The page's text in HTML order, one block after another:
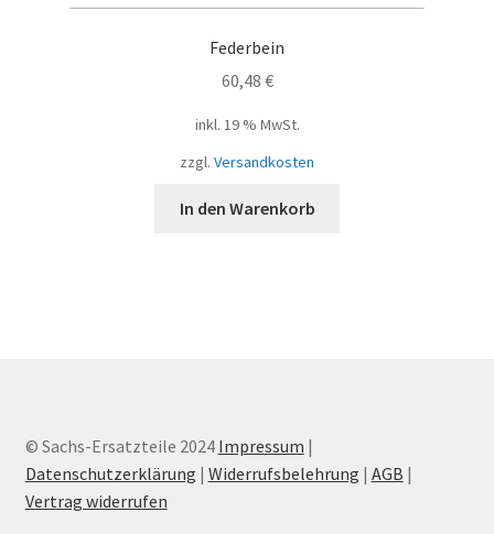
Federbein
60,48 €
inkl. 19 % MwSt.
zzgl. Versandkosten
In den Warenkorb
© Sachs-Ersatzteile 2024 Impressum |
Datenschutzerklärung | Widerrufsbelehrung | AGB |
Vertrag widerrufen